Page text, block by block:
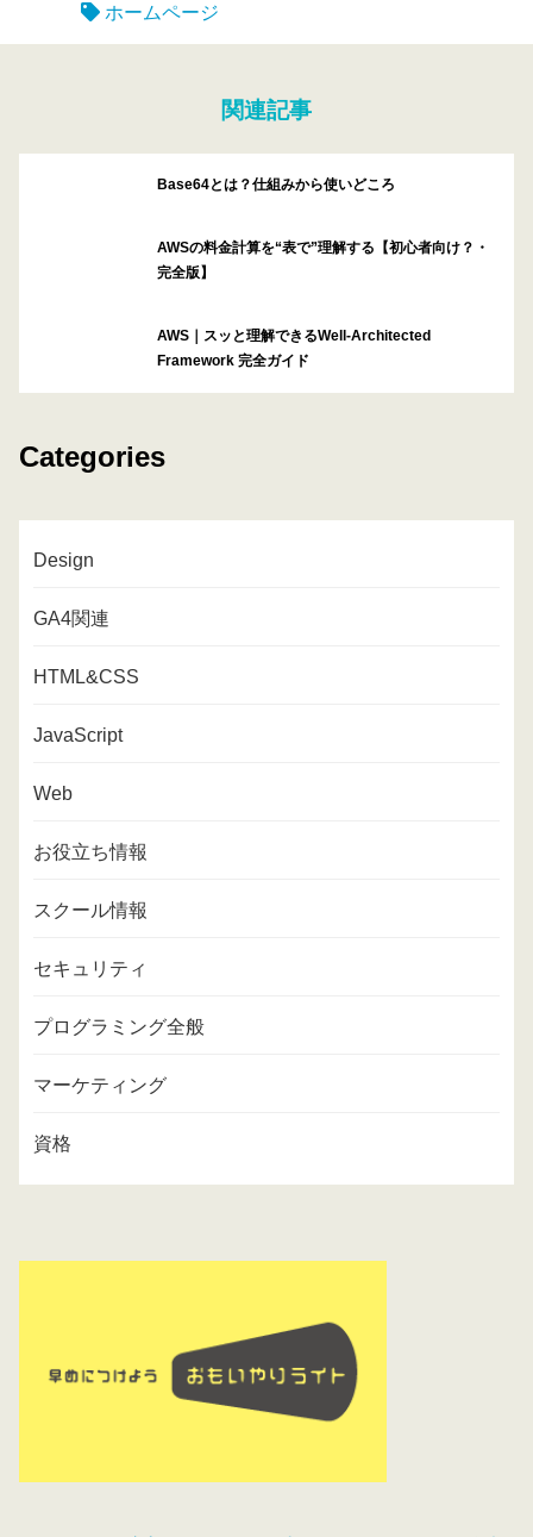
ホームページ
関連記事
Base64とは？仕組みから使いどころ
AWSの料金計算を“表で”理解する【初心者向け？・
完全版】
AWS｜スッと理解できるWell-Architected
Framework 完全ガイド
Categories
Design
GA4関連
HTML&CSS
JavaScript
Web
お役立ち情報
スクール情報
セキュリティ
プログラミング全般
マーケティング
資格